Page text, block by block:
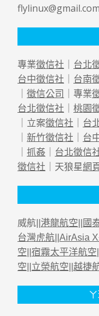
flylinux@gmail.com
專業徵信社 台北
台中徵信社
台南
徵信公司 ｜專業
台北徵信社
桃園
｜立案徵信社 台
新竹徵信社 台
抓姦 台北徵信
徵信社 ｜天狼星網
威航|| 港龍航空 國
台灣虎航 AirAsia
空 宿霧太平洋航空
空 立榮航空 越捷